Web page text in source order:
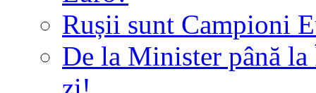
Rușii sunt Campioni
De la Minister până la